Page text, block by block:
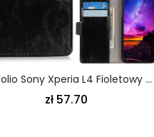
Etui Folio Sony Xperia L4 Fioletowy Czarny Prosty Efekt Błyszczącej Skóry
zł 57.70